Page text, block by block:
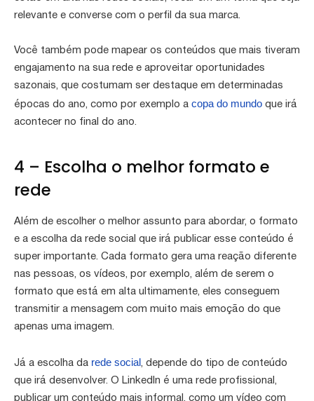
relevante e converse com o perfil da sua marca.
Você também pode mapear os conteúdos que mais tiveram
engajamento na sua rede e aproveitar oportunidades
sazonais, que costumam ser destaque em determinadas
épocas do ano, como por exemplo a copa do mundo que irá
acontecer no final do ano.
4 – Escolha o melhor formato e
rede
Além de escolher o melhor assunto para abordar, o formato
e a escolha da rede social que irá publicar esse conteúdo é
super importante. Cada formato gera uma reação diferente
nas pessoas, os vídeos, por exemplo, além de serem o
formato que está em alta ultimamente, eles conseguem
transmitir a mensagem com muito mais emoção do que
apenas uma imagem.
Já a escolha da rede social, depende do tipo de conteúdo
que irá desenvolver. O LinkedIn é uma rede profissional,
publicar um conteúdo mais informal, como um vídeo com